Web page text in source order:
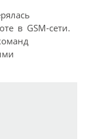
в GSM-сети.